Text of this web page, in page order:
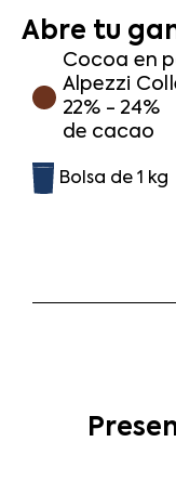
Abre tu
Cocoa en
Alpezzi
22% - 24%
de cacao
Bolsa de 1 kg